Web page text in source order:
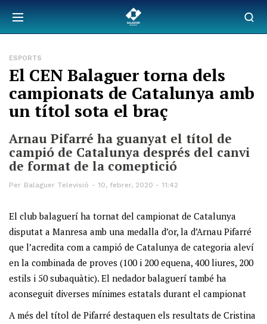
ESPORTS
El CEN Balaguer torna dels
campionats de Catalunya amb
un títol sota el braç
Arnau Pifarré ha guanyat el títol de
campió de Catalunya després del canvi
de format de la comeptició
Per Balaguer Televisió 10, febrer, 2020 - 11:42
El club balaguerí ha tornat del campionat de Catalunya
disputat a Manresa amb una medalla d’or, la d’Arnau Pifarré
que l’acredita com a campió de Catalunya de categoria aleví
en la combinada de proves (100 i 200 equena, 400 liures, 200
estils i 50 subaquàtic). El nedador balaguerí també ha
aconseguit diverses mínimes estatals durant el campionat
A més del títol de Pifarré destaquen els resultats de Cristina